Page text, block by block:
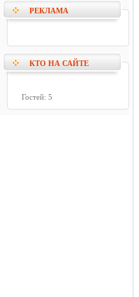
РЕКЛАМА
КТО НА САЙТЕ
Гостей: 5